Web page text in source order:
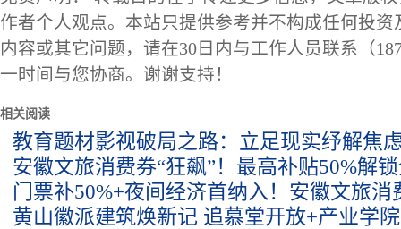
作者个人观点。本站只提供参考并不构成任何投
内容或其它问题，请在30日内与工作人员联系（
一时间与您协商。谢谢支持！
相关阅读
教育题材影视破局之路：立足现实纾解焦
安徽文旅消费券“狂飙”！最高补贴50%解
门票补50%+夜间经济首纳入！安徽文旅消
黄山徽派建筑焕新记 追慕堂开放+产业学